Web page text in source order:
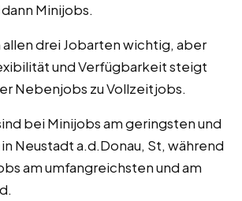
Minijobs.
allen drei Jobarten wichtig, aber
und Verfügbarkeit steigt
Nebenjobs zu Vollzeitjobs.
bei Minijobs am geringsten und
Neustadt a.d.Donau, St, während
am umfangreichsten und am